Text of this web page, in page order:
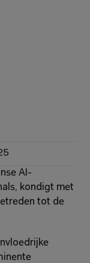
AI-
kondigt met
tot de